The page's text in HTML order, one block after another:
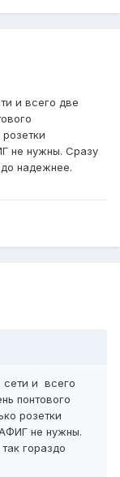
и всего две
не нужны. Сразу
надежнее.
сети и всего
понтового
розетки
не нужны.
гораздо